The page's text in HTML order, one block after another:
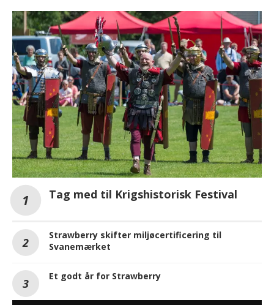
Tag med til Krigshistorisk Festival
Strawberry skifter miljøcertificering til
Svanemærket
Et godt år for Strawberry